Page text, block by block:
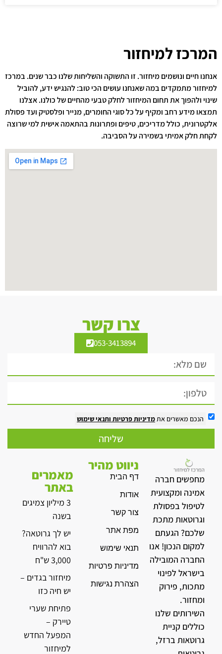
המרכז למיחזור
אנחנו חיים ונושמים מיחזור. זו התשוקה והשליחות שלנו כבר שנים. במרכז
למיחזור מתמקדים במה שאנחנו עושים הכי טוב: להנגיש ידע, להוביל
שינוי ולהפוך את תחום המיחזור לחלק טבעי מהחיים של כולנו. אצלנו
תמצאו מידע רחב ומקיף על כל סוגי החומרים, מנייר ופלסטיק ועד פסולת
אלקטרונית, כולל מדריכים, טיפים ופתרונות בהתאמה אישית למי שרוצה
לקחת חלק אמיתי בשמירה על הסביבה.
צרו קשר
053-3413894
הנכם מאשרים אתמדיניות פרטיות ותנאי שימוש
שליחה
מחפשים חברה
אמינה ומקצועית
לטיפול בפסולת
וגרוטאות מתכת
שלכם? הגעתם
למקום הנכון! אנו
החברה המובילה
בישראל לפינוי
מתכות, פירוק
ומחזור.
השירותים שלנו
כוללים קניית
גרוטאות ברזל,
ניווט מהיר
דף הבית
אודות
צור קשר
מפת אתר
תנאי שימוש
מדיניות פרטיות
הצהרת נגישות
מאמרים
באתר
3 מיליון צמיגים
בשנה
יש לך גרוטאה?
בוא להרוויח
3,000 ש"ח
מיחזור בגדים –
יש חיה כזו
פתיחת שערי
טיירק –
המפעל החדש
למיחזור